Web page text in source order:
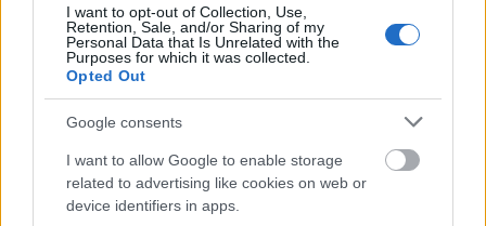
I want to opt-out of Collection, Use,
Retention, Sale, and/or Sharing of my
Personal Data that Is Unrelated with the
Purposes for which it was collected.
Opted Out
Google consents
I want to allow Google to enable storage
related to advertising like cookies on web or
device identifiers in apps.
Kabai Domokos Lajos•2019. október 16.
Miközben Orbán Bakuban sündörgött, idehaza
vezető munkatársai és szócsövei tették szóvá a párt
olvasónak, nekem is kezd elegem lenni abból, hogy
hovatovább minden nap a Fideszről és/vagy Orbán
Viktorról kell írnom. De saját csapdámba estem.…